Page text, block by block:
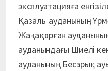
эксплуатацияға
Қазалы ауданының
Жаңақорған
ауданындағы Шиелі
ауданының Бесарық